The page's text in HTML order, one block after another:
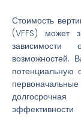
Стоимость
(VFFS) может
возможностей.
потенциальную